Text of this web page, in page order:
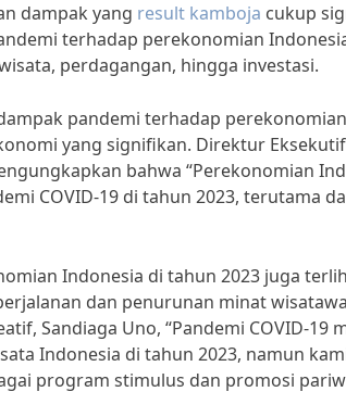
dampak yang result kamboja cukup
terhadap perekonomian
perdagangan, hingga investasi.
pandemi terhadap
yang signifikan. Direktur
bahwa “Perekonomian
COVID-19 di tahun 2023, terutama
Indonesia di tahun 2023 juga
dan penurunan minat
Sandiaga Uno, “Pandemi COVID-19
Indonesia di tahun 2023, namun
program stimulus dan promosi